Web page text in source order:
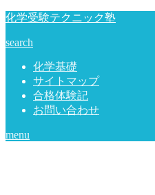
化学受験テクニック塾
search
化学基礎
サイトマップ
合格体験記
お問い合わせ
menu